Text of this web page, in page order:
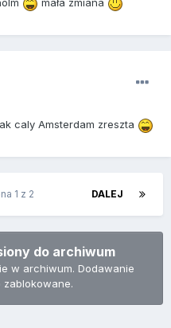
mała zmiana
caly Amsterdam zreszta
DALEJ
1 z 2
do archiwum
w archiwum. Dodawanie
zablokowane.